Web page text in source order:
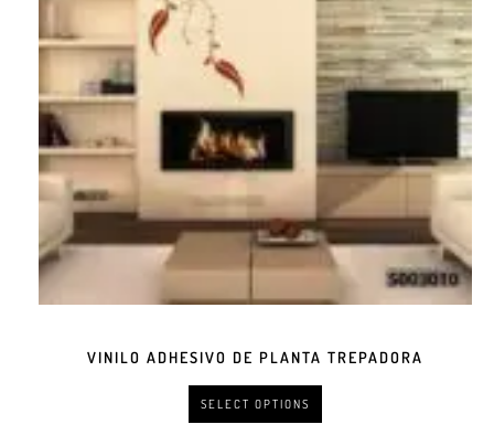
VINILO ADHESIVO DE PLANTA TREPADORA
SELECT OPTIONS